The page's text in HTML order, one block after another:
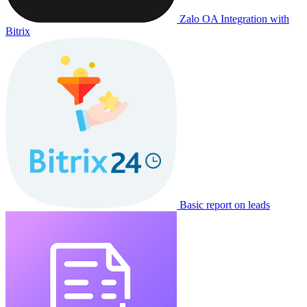
Zalo OA Integration with
Bitrix
Basic report on leads